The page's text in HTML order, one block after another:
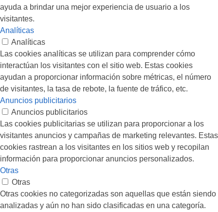
ayuda a brindar una mejor experiencia de usuario a los
visitantes.
Analíticas
Analíticas
Las cookies analíticas se utilizan para comprender cómo
interactúan los visitantes con el sitio web. Estas cookies
ayudan a proporcionar información sobre métricas, el número
de visitantes, la tasa de rebote, la fuente de tráfico, etc.
Anuncios publicitarios
Anuncios publicitarios
Las cookies publicitarias se utilizan para proporcionar a los
visitantes anuncios y campañas de marketing relevantes. Estas
cookies rastrean a los visitantes en los sitios web y recopilan
información para proporcionar anuncios personalizados.
Otras
Otras
Otras cookies no categorizadas son aquellas que están siendo
analizadas y aún no han sido clasificadas en una categoría.